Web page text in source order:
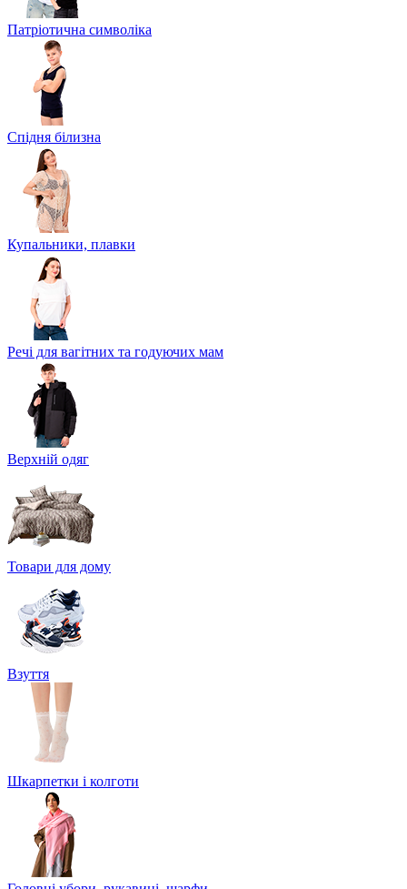
Патріотична символіка
Спідня білизна
Купальники, плавки
Речі для вагітних та годуючих мам
Верхній одяг
Товари для дому
Взуття
Шкарпетки і колготи